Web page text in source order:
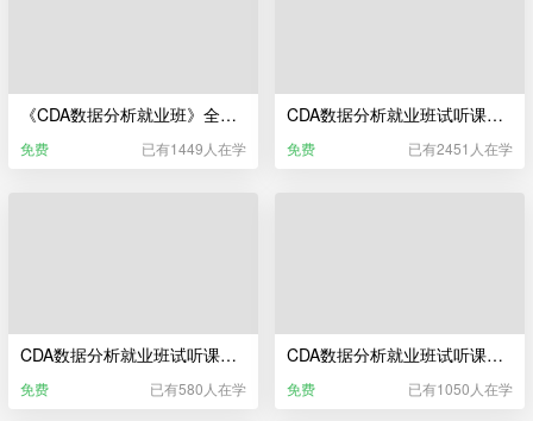
《CDA数据分析就业班》全流程实录宣传片
免费 已有1449人在学
CDA数据分析就业班试听课——数据科学相关行业及岗位介绍
免费 已有2451人在学
CDA数据分析就业班试听课——CDA数据分析师教研服务
免费 已有580人在学
CDA数据分析就业班试听课——Python编程基础与数据清洗
免费 已有1050人在学